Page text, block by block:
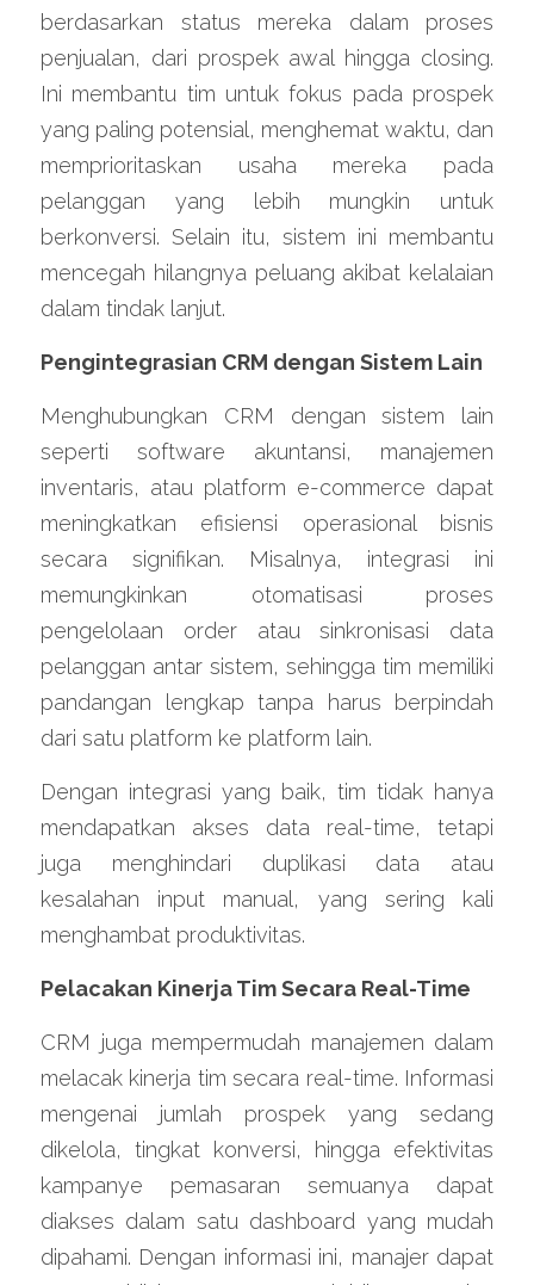
berdasarkan status mereka dalam proses
penjualan, dari prospek awal hingga closing.
Ini membantu tim untuk fokus pada prospek
yang paling potensial, menghemat waktu, dan
memprioritaskan usaha mereka pada
pelanggan yang lebih mungkin untuk
berkonversi. Selain itu, sistem ini membantu
mencegah hilangnya peluang akibat kelalaian
dalam tindak lanjut.
Pengintegrasian CRM dengan Sistem Lain
Menghubungkan CRM dengan sistem lain
seperti software akuntansi, manajemen
inventaris, atau platform e-commerce dapat
meningkatkan efisiensi operasional bisnis
secara signifikan. Misalnya, integrasi ini
memungkinkan otomatisasi proses
pengelolaan order atau sinkronisasi data
pelanggan antar sistem, sehingga tim memiliki
pandangan lengkap tanpa harus berpindah
dari satu platform ke platform lain.
Dengan integrasi yang baik, tim tidak hanya
mendapatkan akses data real-time, tetapi
juga menghindari duplikasi data atau
kesalahan input manual, yang sering kali
menghambat produktivitas.
Pelacakan Kinerja Tim Secara Real-Time
CRM juga mempermudah manajemen dalam
melacak kinerja tim secara real-time. Informasi
mengenai jumlah prospek yang sedang
dikelola, tingkat konversi, hingga efektivitas
kampanye pemasaran semuanya dapat
diakses dalam satu dashboard yang mudah
dipahami. Dengan informasi ini, manajer dapat